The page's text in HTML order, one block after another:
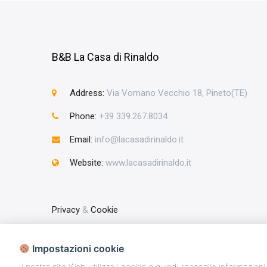
B&B La Casa di Rinaldo
Address: Via Vomano Vecchio 18, Pineto(TE)
Phone: +39 339.267.8034
Email: info@lacasadirinaldo.it
Website: www.lacasadirinaldo.it
Privacy & Cookie
Impostazioni cookie